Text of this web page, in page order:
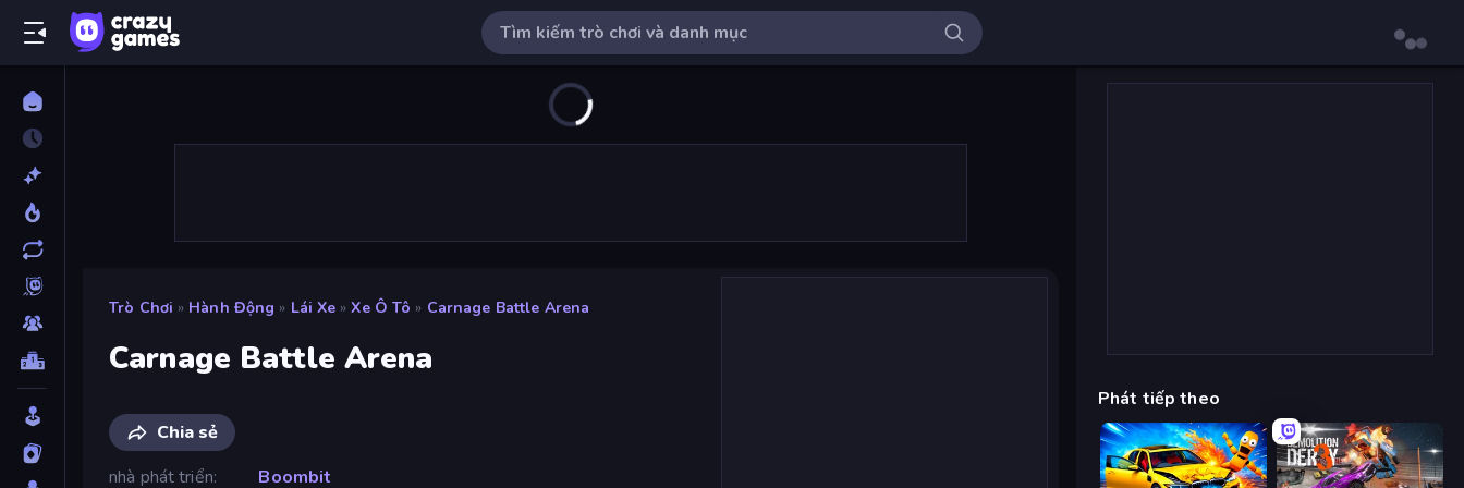
Trò Chơi » Hành Động » Lái Xe » Xe Ô Tô » Carnage Battle Arena
Carnage Battle Arena
Chia sẻ
nhà phát triển
Boombit
Phát tiếp theo